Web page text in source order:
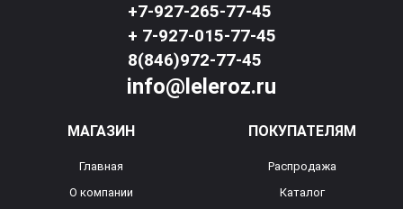
+7-927-265-77-45
+ 7-927-015-77-45
8(846)972-77-45
info@leleroz.ru
МАГАЗИН
Главная
О компании
ПОКУПАТЕЛЯМ
Распродажа
Каталог